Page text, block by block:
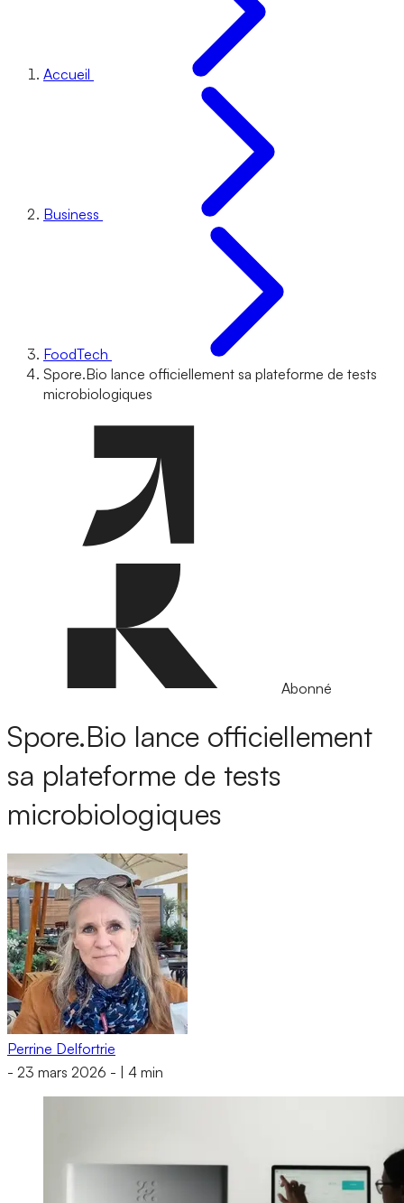
Accueil
Business
FoodTech
Spore.Bio lance officiellement sa plateforme de tests
microbiologiques
Abonné
Spore.Bio lance officiellement
sa plateforme de tests
microbiologiques
Perrine Delfortrie
- 23 mars 2026 - 4 min